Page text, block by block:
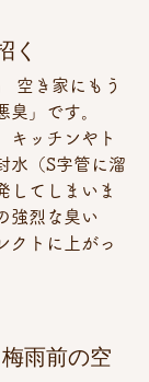
く
空き家にもう
臭」です。
キッチンやト
水（S字管に溜
してしまいま
強烈な臭い
クトに上がっ
雨前の空